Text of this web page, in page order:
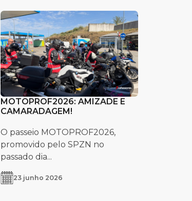
MOTOPROF2026: AMIZADE E
CAMARADAGEM!
O passeio MOTOPROF2026,
promovido pelo SPZN no
passado dia...
23 junho 2026